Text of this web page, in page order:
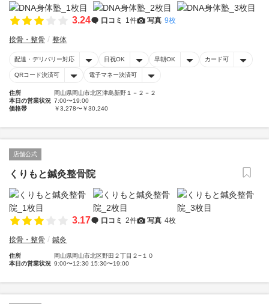
3.24 口コミ 1件 写真 9枚
接骨・整骨 整体
配達・デリバリー対応 日祝OK 早朝OK カード可
QRコード決済可 電子マネー決済可
住所
岡山県岡山市北区津島新野１－２－２
本日の営業状況 7:00〜19:00
価格帯
￥3,278〜￥30,240
店舗公式
くりもと鍼灸整骨院
3.17 口コミ 2件 写真 4枚
接骨・整骨 鍼灸
住所
岡山県岡山市北区野田２丁目２−１０
本日の営業状況 9:00〜12:30 15:30〜19:00